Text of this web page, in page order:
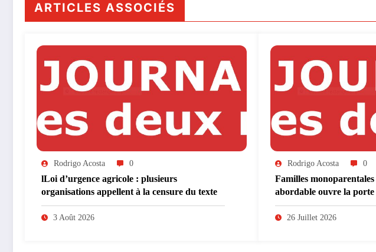
ARTICLES ASSOCIÉS
Rodrigo Acosta 0
lLoi d’urgence agricole : plusieurs
organisations appellent à la censure du texte
3 Août 2026
Rodrigo Acosta 0
Familles monoparentales
abordable ouvre la porte
supplémentaire
26 Juillet 2026